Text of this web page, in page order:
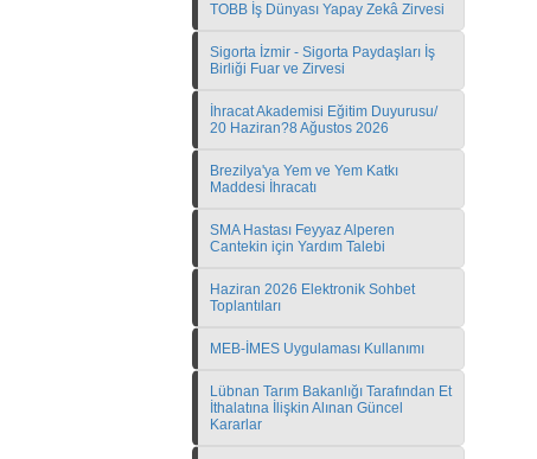
TOBB İş Dünyası Yapay Zekâ Zirvesi
Sigorta İzmir - Sigorta Paydaşları İş
Birliği Fuar ve Zirvesi
İhracat Akademisi Eğitim Duyurusu/
20 Haziran?8 Ağustos 2026
Brezilya'ya Yem ve Yem Katkı
Maddesi İhracatı
SMA Hastası Feyyaz Alperen
Cantekin için Yardım Talebi
Haziran 2026 Elektronik Sohbet
Toplantıları
MEB-İMES Uygulaması Kullanımı
Lübnan Tarım Bakanlığı Tarafından Et
İthalatına İlişkin Alınan Güncel
Kararlar